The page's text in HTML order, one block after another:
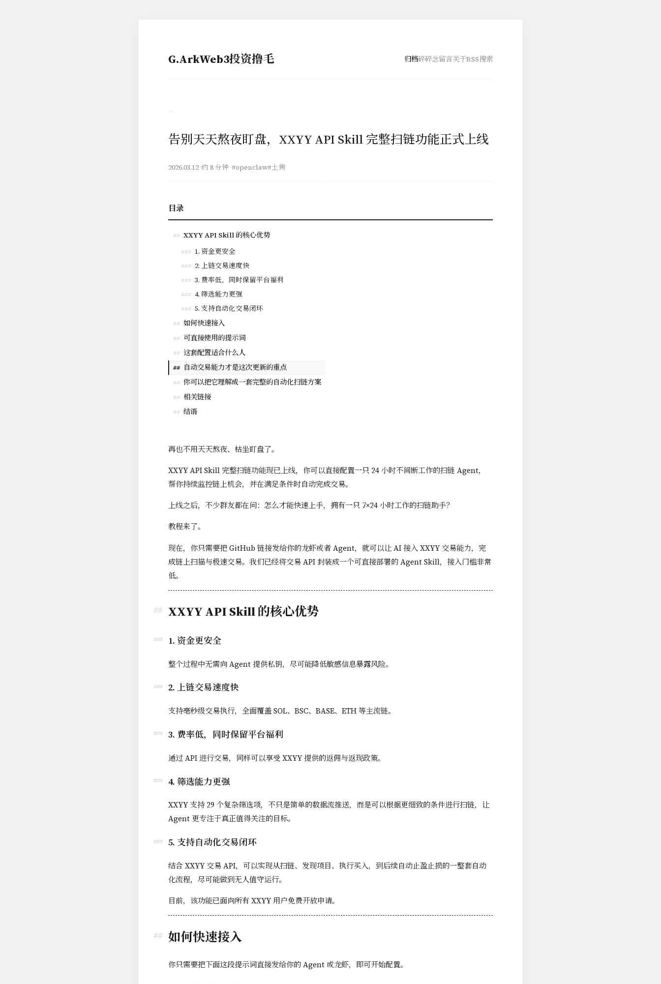
G.ArkWeb3投资撸毛 归档碎碎念留言关于RSS搜索
–
告别天天熬夜盯盘，XXYY API Skill 完整扫链功能正式上线
2026.03.12·约 8 分钟 ·#openclaw#土狗
再也不用天天熬夜、枯坐盯盘了。
XXYY API Skill 完整扫链功能现已上线，你可以直接配置一只 24 小时不间断工作的扫链 Agent，
帮你持续监控链上机会，并在满足条件时自动完成交易。
上线之后，不少群友都在问：怎么才能快速上手，拥有一只 7×24 小时工作的扫链助手？
教程来了。
现在，你只需要把 GitHub 链接发给你的龙虾或者 Agent，就可以让 AI 接入 XXYY 交易能力，完
成链上扫描与极速交易。我们已经将交易 API 封装成一个可直接部署的 Agent Skill，接入门槛非常
低。
XXYY API Skill 的核心优势
1. 资金更安全
整个过程中无需向 Agent 提供私钥，尽可能降低敏感信息暴露风险。
2. 上链交易速度快
支持毫秒级交易执行，全面覆盖 SOL、BSC、BASE、ETH 等主流链。
3. 费率低，同时保留平台福利
通过 API 进行交易，同样可以享受 XXYY 提供的返佣与返现政策。
4. 筛选能力更强
XXYY 支持 29 个复杂筛选项，不只是简单的数据流推送，而是可以根据更细致的条件进行扫链，让
Agent 更专注于真正值得关注的目标。
5. 支持自动化交易闭环
结合 XXYY 交易 API，可以实现从扫链、发现项目、执行买入，到后续自动止盈止损的一整套自动
化流程，尽可能做到无人值守运行。
目前，该功能已面向所有 XXYY 用户免费开放申请。
如何快速接入
你只需要把下面这段提示词直接发给你的 Agent 或龙虾，即可开始配置。
目录
## XXYY API Skill 的核心优势
### 1. 资金更安全
### 2. 上链交易速度快
### 3. 费率低，同时保留平台福利
### 4. 筛选能力更强
### 5. 支持自动化交易闭环
## 如何快速接入
## 可直接使用的提示词
## 这套配置适合什么人
## 自动交易能力才是这次更新的重点
## 你可以把它理解成一套完整的自动化扫链方案
## 相关链接
## 结语